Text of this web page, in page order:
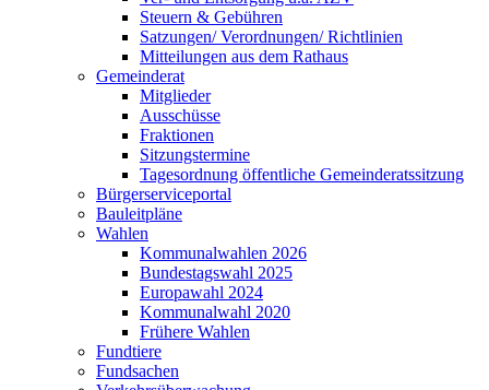
Steuern & Gebühren
Satzungen/ Verordnungen/ Richtlinien
Mitteilungen aus dem Rathaus
Gemeinderat
Mitglieder
Ausschüsse
Fraktionen
Sitzungstermine
Tagesordnung öffentliche Gemeinderatssitzung
Bürgerserviceportal
Bauleitpläne
Wahlen
Kommunalwahlen 2026
Bundestagswahl 2025
Europawahl 2024
Kommunalwahl 2020
Frühere Wahlen
Fundtiere
Fundsachen